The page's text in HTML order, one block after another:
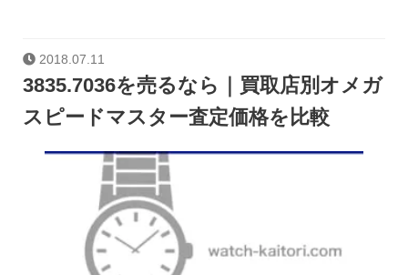
2018.07.11
3835.7036を売るなら｜買取店別オメガ
スピードマスター査定価格を比較